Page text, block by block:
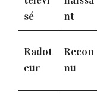
sé
nt
Radot
eur
Recon
nu